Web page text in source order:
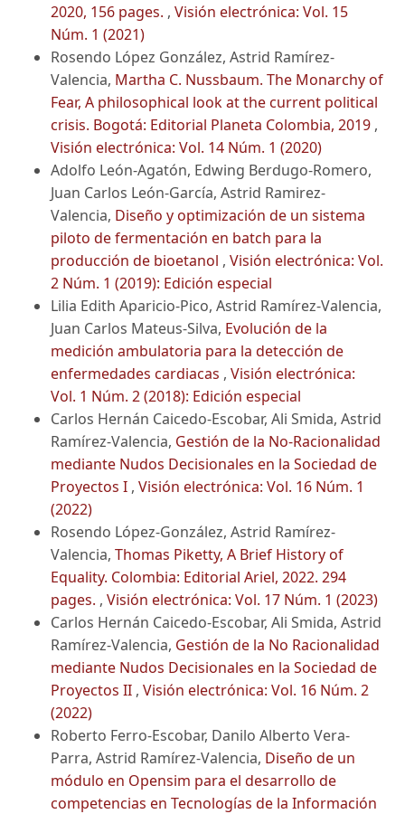
2020, 156 pages. , Visión electrónica: Vol. 15
Núm. 1 (2021)
Rosendo López González, Astrid Ramírez-
Valencia, Martha C. Nussbaum. The Monarchy of
Fear, A philosophical look at the current political
crisis. Bogotá: Editorial Planeta Colombia, 2019 ,
Visión electrónica: Vol. 14 Núm. 1 (2020)
Adolfo León-Agatón, Edwing Berdugo-Romero,
Juan Carlos León-García, Astrid Ramirez-
Valencia, Diseño y optimización de un sistema
piloto de fermentación en batch para la
producción de bioetanol , Visión electrónica: Vol.
2 Núm. 1 (2019): Edición especial
Lilia Edith Aparicio-Pico, Astrid Ramírez-Valencia,
Juan Carlos Mateus-Silva, Evolución de la
medición ambulatoria para la detección de
enfermedades cardiacas , Visión electrónica:
Vol. 1 Núm. 2 (2018): Edición especial
Carlos Hernán Caicedo-Escobar, Ali Smida, Astrid
Ramírez-Valencia, Gestión de la No-Racionalidad
mediante Nudos Decisionales en la Sociedad de
Proyectos I , Visión electrónica: Vol. 16 Núm. 1
(2022)
Rosendo López-González, Astrid Ramírez-
Valencia, Thomas Piketty, A Brief History of
Equality. Colombia: Editorial Ariel, 2022. 294
pages. , Visión electrónica: Vol. 17 Núm. 1 (2023)
Carlos Hernán Caicedo-Escobar, Ali Smida, Astrid
Ramírez-Valencia, Gestión de la No Racionalidad
mediante Nudos Decisionales en la Sociedad de
Proyectos II , Visión electrónica: Vol. 16 Núm. 2
(2022)
Roberto Ferro-Escobar, Danilo Alberto Vera-
Parra, Astrid Ramírez-Valencia, Diseño de un
módulo en Opensim para el desarrollo de
competencias en Tecnologías de la Información